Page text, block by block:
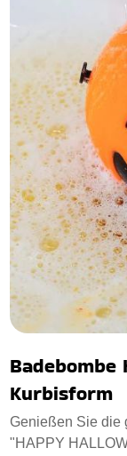
Badebombe
Kurbisform
Genießen Sie die
"HAPPY